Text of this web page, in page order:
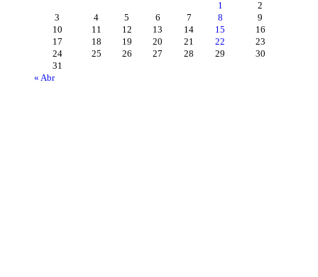
« Abr
1
2
3
4 5 6 7 8
9
10
11 12 13 14 15
16
17
18 19 20 21 22
23
24
25 26 27 28 29
30
31